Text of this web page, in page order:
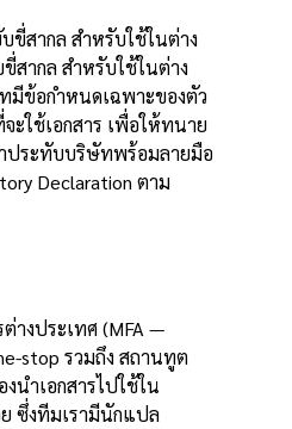
ขี่สากล สำหรับใช้ในต่าง
สากล สำหรับใช้ในต่าง
มีข้อกำหนดเฉพาะของตัว
ะใช้เอกสาร เพื่อให้ทนาย
ประทับบริษัทพร้อมลายมือ
Declaration ตาม
างประเทศ (MFA —
stop รวมถึง สถานทูต
นำเอกสารไปใช้ใน
ซึ่งทีมเรามีนักแปล